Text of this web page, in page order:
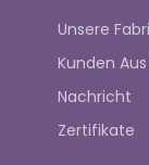
Unsere
Kunden
Nachricht
Zertifikate